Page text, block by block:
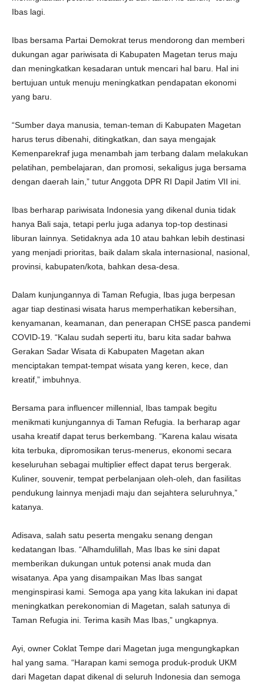
Ibas lagi.
Ibas bersama Partai Demokrat terus mendorong dan memberi
dukungan agar pariwisata di Kabupaten Magetan terus maju
dan meningkatkan kesadaran untuk mencari hal baru. Hal ini
bertujuan untuk menuju meningkatkan pendapatan ekonomi
yang baru.
“Sumber daya manusia, teman-teman di Kabupaten Magetan
harus terus dibenahi, ditingkatkan, dan saya mengajak
Kemenparekraf juga menambah jam terbang dalam melakukan
pelatihan, pembelajaran, dan promosi, sekaligus juga bersama
dengan daerah lain,” tutur Anggota DPR RI Dapil Jatim VII ini.
Ibas berharap pariwisata Indonesia yang dikenal dunia tidak
hanya Bali saja, tetapi perlu juga adanya top-top destinasi
liburan lainnya. Setidaknya ada 10 atau bahkan lebih destinasi
yang menjadi prioritas, baik dalam skala internasional, nasional,
provinsi, kabupaten/kota, bahkan desa-desa.
Dalam kunjungannya di Taman Refugia, Ibas juga berpesan
agar tiap destinasi wisata harus memperhatikan kebersihan,
kenyamanan, keamanan, dan penerapan CHSE pasca pandemi
COVID-19. “Kalau sudah seperti itu, baru kita sadar bahwa
Gerakan Sadar Wisata di Kabupaten Magetan akan
menciptakan tempat-tempat wisata yang keren, kece, dan
kreatif,” imbuhnya.
Bersama para influencer millennial, Ibas tampak begitu
menikmati kunjungannya di Taman Refugia. Ia berharap agar
usaha kreatif dapat terus berkembang. “Karena kalau wisata
kita terbuka, dipromosikan terus-menerus, ekonomi secara
keseluruhan sebagai multiplier effect dapat terus bergerak.
Kuliner, souvenir, tempat perbelanjaan oleh-oleh, dan fasilitas
pendukung lainnya menjadi maju dan sejahtera seluruhnya,”
katanya.
Adisava, salah satu peserta mengaku senang dengan
kedatangan Ibas. “Alhamdulillah, Mas Ibas ke sini dapat
memberikan dukungan untuk potensi anak muda dan
wisatanya. Apa yang disampaikan Mas Ibas sangat
menginspirasi kami. Semoga apa yang kita lakukan ini dapat
meningkatkan perekonomian di Magetan, salah satunya di
Taman Refugia ini. Terima kasih Mas Ibas,” ungkapnya.
Ayi, owner Coklat Tempe dari Magetan juga mengungkapkan
hal yang sama. “Harapan kami semoga produk-produk UKM
dari Magetan dapat dikenal di seluruh Indonesia dan semoga